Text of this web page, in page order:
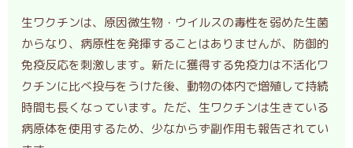
生ワクチンは、原因微生物・ウイルスの毒性を弱めた生菌
からなり、病原性を発揮することはありませんが、防御的
免疫反応を刺激します。新たに獲得する免疫力は不活化ワ
クチンに比べ投与をうけた後、動物の体内で増殖して持続
時間も長くなっています。ただ、生ワクチンは生きている
病原体を使用するため、少なからず副作用も報告されてい